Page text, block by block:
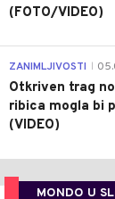
(FOTO/VIDEO)
ZANIMLJIVOSTI
Otkriven trag
ribica mogla bi
(VIDEO)
MONDO U